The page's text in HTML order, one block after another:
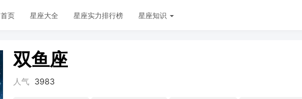
首页 星座大全 星座实力排行榜 星座知识
双鱼座
人气 3983